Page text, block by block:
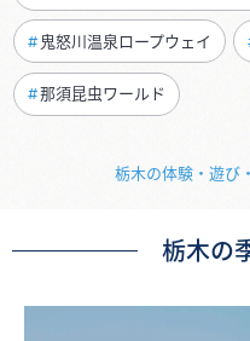
鬼怒川温泉ロープウェイ
那須昆虫ワールド
栃木の体験・遊び
栃木の